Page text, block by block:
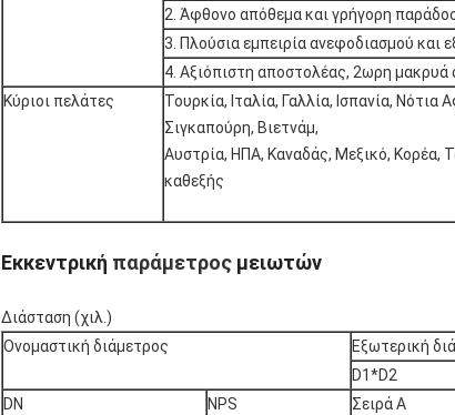
2. Άφθονο απόθεμα και γρήγορη
3. Πλούσια εμπειρία ανεφοδιασμού και
4. Αξιόπιστη αποστολέας, 2ωρη μακρυά
Κύριοι πελάτες
Τουρκία, Ιταλία, Γαλλία, Ισπανία, Νότια
Σιγκαπούρη, Βιετνάμ,
Αυστρία, ΗΠΑ, Καναδάς, Μεξικό, Κορέα,
καθεξής
Εκκεντρική παράμετρος μειωτών
Διάσταση (χιλ.)
Ονομαστική διάμετρος
Εξωτερική
D1*D2
DN
NPS Σειρά Α